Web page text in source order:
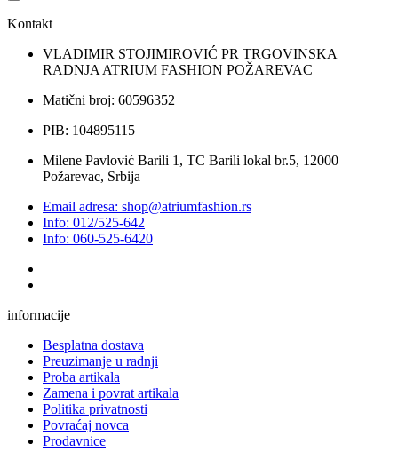
Kontakt
VLADIMIR STOJIMIROVIĆ PR TRGOVINSKA
RADNJA ATRIUM FASHION POŽAREVAC
Matični broj: 60596352
PIB: 104895115
Milene Pavlović Barili 1, TC Barili lokal br.5, 12000
Požarevac, Srbija
Email adresa: shop@atriumfashion.rs
Info: 012/525-642
Info: 060-525-6420
informacije
Besplatna dostava
Preuzimanje u radnji
Proba artikala
Zamena i povrat artikala
Politika privatnosti
Povraćaj novca
Prodavnice